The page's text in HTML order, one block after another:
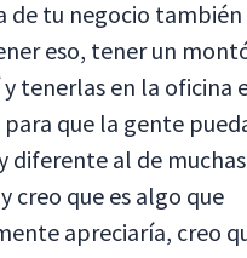
de tu negocio
eso, tener un
tenerlas en la oficina
que la gente
diferente al de muchas
creo que es algo que
apreciaría, creo